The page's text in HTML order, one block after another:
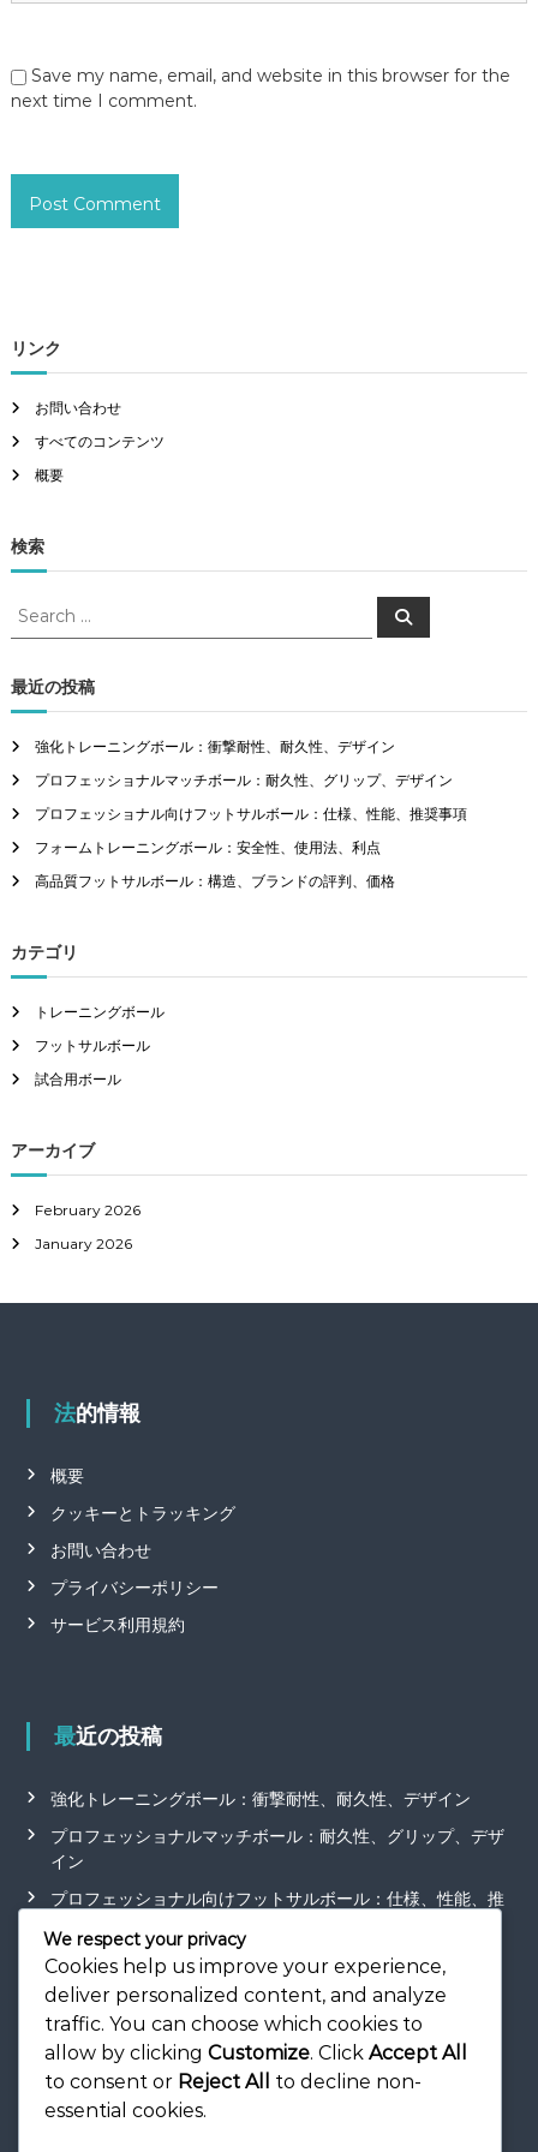
Save my name, email, and website in this browser for the
next time I comment.
リンク
お問い合わせ
すべてのコンテンツ
概要
検索
S
r
c
f
o
r
S
最近の投稿
強化トレーニングボール：衝撃耐性、耐久性、デザイン
プロフェッショナルマッチボール：耐久性、グリップ、デザイン
プロフェッショナル向けフットサルボール：仕様、性能、推奨事項
フォームトレーニングボール：安全性、使用法、利点
高品質フットサルボール：構造、ブランドの評判、価格
カテゴリ
トレーニングボール
フットサルボール
試合用ボール
アーカイブ
February 2026
January 2026
法的情報
概要
クッキーとトラッキング
お問い合わせ
プライバシーポリシー
サービス利用規約
最近の投稿
強化トレーニングボール：衝撃耐性、耐久性、デザイン
プロフェッショナルマッチボール：耐久性、グリップ、デザ
イン
プロフェッショナル向けフットサルボール：仕様、性能、推
フォームトレーニングボール：安全性、使用法、利点
高品質フットサルボール：構造、ブランドの評判、価格
We respect your privacy
Cookies help us improve your experience,
deliver personalized content, and analyze
traffic. You can choose which cookies to
allow by clicking Customize. Click Accept All
to consent or Reject All
to decline non-
essential cookies.